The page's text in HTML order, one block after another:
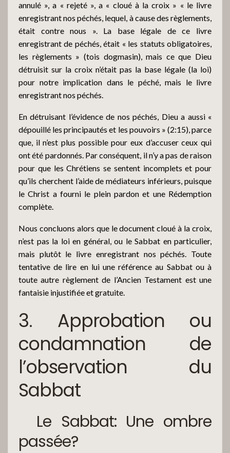
annulé », a « rejeté », a « cloué à la croix » « le livre
enregistrant nos péchés, lequel, à cause des règlements,
était contre nous ». La base légale de ce livre
enregistrant de péchés, était « les statuts obligatoires,
les règlements » (tois dogmasin), mais ce que Dieu
détruisit sur la croix n’était pas la base légale (la loi)
pour notre implication dans le péché, mais le livre
enregistrant nos péchés.
En détruisant l’évidence de nos péchés, Dieu a aussi «
dépouillé les principautés et les pouvoirs » (2:15), parce
que, il n’est plus possible pour eux d’accuser ceux qui
ont été pardonnés. Par conséquent, il n’y a pas de raison
pour que les Chrétiens se sentent incomplets et pour
qu’ils cherchent l’aide de médiateurs inférieurs, puisque
le Christ a fourni le plein pardon et une Rédemption
complète.
Nous concluons alors que le document cloué à la croix,
n’est pas la loi en général, ou le Sabbat en particulier,
mais plutôt le livre enregistrant nos péchés. Toute
tentative de lire en lui une référence au Sabbat ou à
toute autre règlement de l’Ancien Testament est une
fantaisie injustifiée et gratuite.
3. Approbation ou
condamnation de
l’observation du
Sabbat
Le Sabbat: Une ombre
passée?